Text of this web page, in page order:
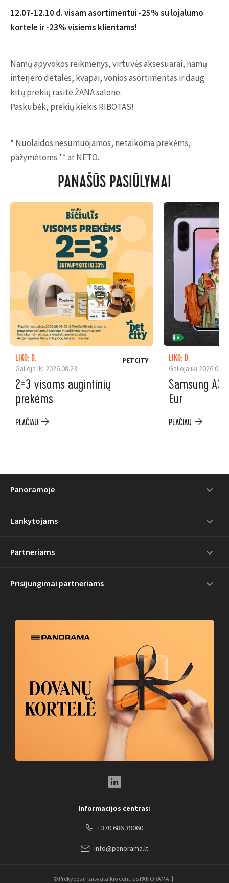
12.07-12.10 d. visam asortimentui -25% su lojalumo
kortele ir -23% visiems klientams!
Namų apyvokos reikmenys, virtuvės aksesuarai, namų
interjero detalės, kvapai, vonios asortimentas ir daug
kitų prekių rasite ŽANA salone.
Paskubėk, prekių kiekis RIBOTAS!
* Nuolaidos nesumuojamos, netaikoma prekėms,
pažymėtoms ** ar NETO.
PANAŠŪS PASIŪLYMAI
LIKO: D.
Galioja iki 2026.08.23
PETCITY
2=3 visoms augintinių
prekėms
PLAČIAU
LIKO: D.
Galioja iki
Samsung
Eur
PLAČIAU
Panoramoje
Lankytojams
Partneriams
Prisijungimai partneriams
Informacijos centras:
+370 686 39060
info@panorama.lt
© Prekybos ir laisvalaikio centras PANORAMA